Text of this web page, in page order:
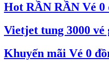
Hot RẦN RẦN Vé 0
Vietjet tung 3000
Khuyến mãi Vé 0